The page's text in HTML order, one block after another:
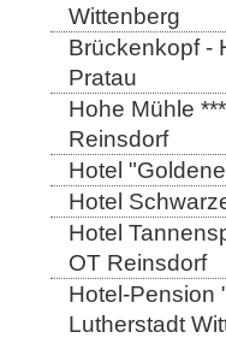
Wittenberg
Brückenkopf -
Pratau
Hohe Mühle
Reinsdorf
Hotel
Hotel
Hotel
OT Reinsdorf
Hotel-Pension
Lutherstadt